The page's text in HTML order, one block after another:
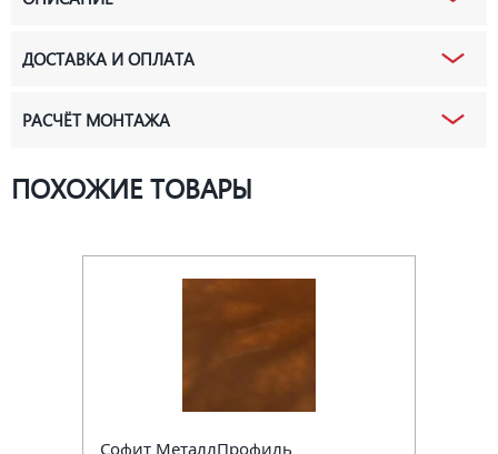
ДОСТАВКА И ОПЛАТА
РАСЧЁТ МОНТАЖА
ПОХОЖИЕ ТОВАРЫ
Софит МеталлПрофиль